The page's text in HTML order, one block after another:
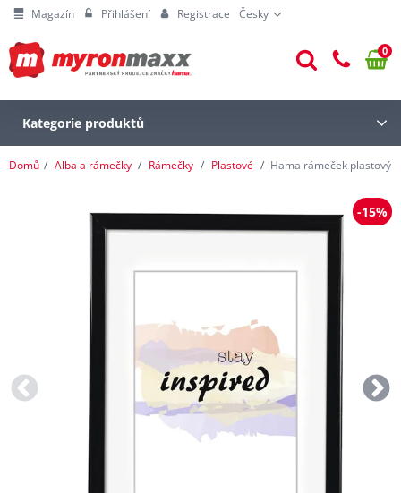
Magazín Přihlášení Registrace Česky
0
Kategorie produktů
Domů Alba a rámečky Rámečky Plastové Hama rámeček plastový
-15%